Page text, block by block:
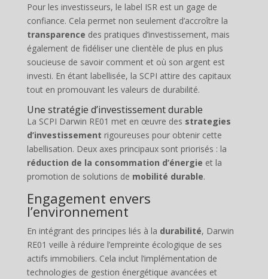
Pour les investisseurs, le label ISR est un gage de
confiance. Cela permet non seulement d’accroître la
transparence des pratiques d’investissement, mais
également de fidéliser une clientèle de plus en plus
soucieuse de savoir comment et où son argent est
investi. En étant labellisée, la SCPI attire des capitaux
tout en promouvant les valeurs de durabilité.
Une stratégie d’investissement durable
La SCPI Darwin RE01 met en œuvre des strategies
d’investissement rigoureuses pour obtenir cette
labellisation. Deux axes principaux sont priorisés : la
réduction de la consommation d’énergie et la
promotion de solutions de mobilité durable.
Engagement envers
l’environnement
En intégrant des principes liés à la durabilité, Darwin
RE01 veille à réduire l’empreinte écologique de ses
actifs immobiliers. Cela inclut l’implémentation de
technologies de gestion énergétique avancées et